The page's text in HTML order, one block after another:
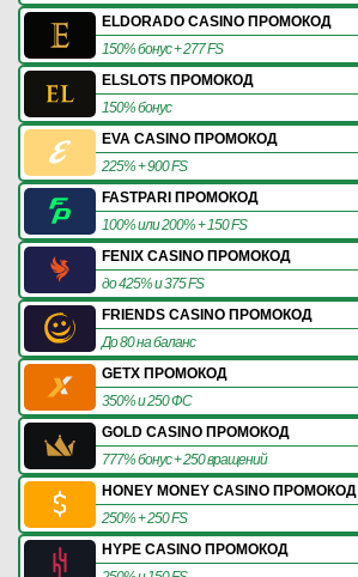
ELDORADO CASINO ПРОМОКОД
150% бонус + 277 FS
ELSLOTS ПРОМОКОД
150% бонус
EVA CASINO ПРОМОКОД
225% + 900 FS
FASTPARI ПРОМОКОД
100% или 200% + 150 FS
FENIX CASINO ПРОМОКОД
до 425% и 375 FS
FRIENDS CASINO ПРОМОКОД
До 80 на баланс
GETX ПРОМОКОД
350% и 250 ФС
GOLD CASINO ПРОМОКОД
777% бонус + 250 вращений
HONEY MONEY CASINO ПРОМОКОД
250% + 250 FS
HYPE CASINO ПРОМОКОД